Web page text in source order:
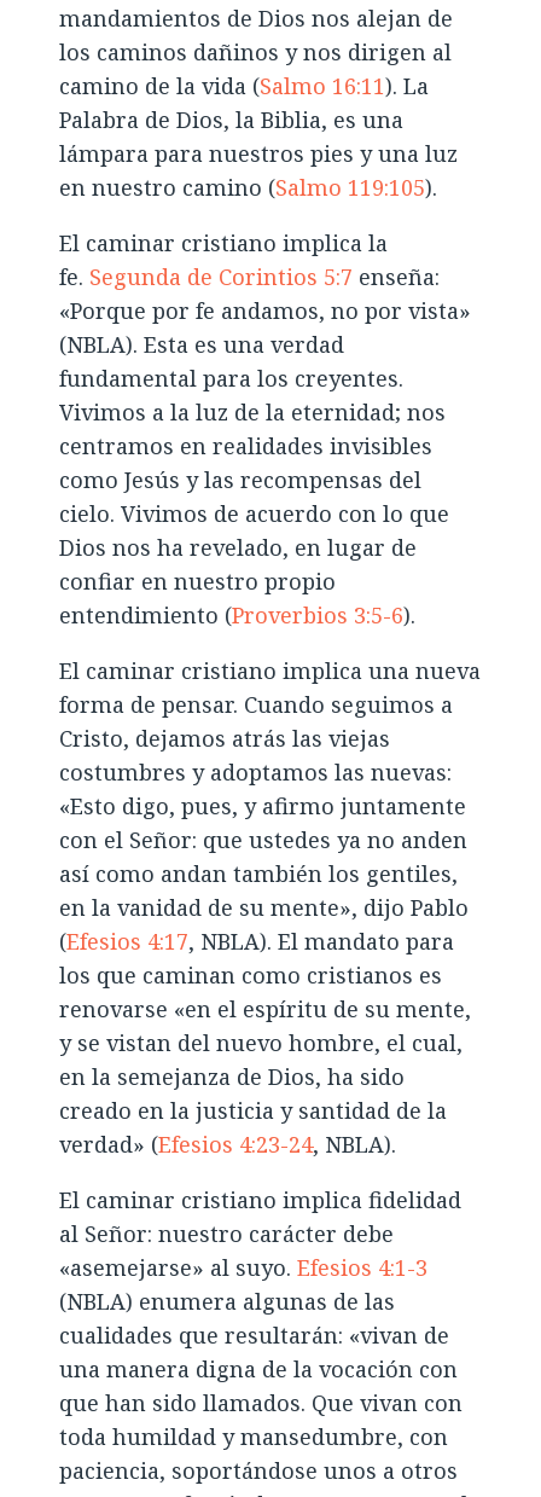
mandamientos de Dios nos alejan de
los caminos dañinos y nos dirigen al
camino de la vida (Salmo 16:11). La
Palabra de Dios, la Biblia, es una
lámpara para nuestros pies y una luz
en nuestro camino (Salmo 119:105).
El caminar cristiano implica la
fe. Segunda de Corintios 5:7 enseña:
«Porque por fe andamos, no por vista»
(NBLA). Esta es una verdad
fundamental para los creyentes.
Vivimos a la luz de la eternidad; nos
centramos en realidades invisibles
como Jesús y las recompensas del
cielo. Vivimos de acuerdo con lo que
Dios nos ha revelado, en lugar de
confiar en nuestro propio
entendimiento (Proverbios 3:5-6).
El caminar cristiano implica una nueva
forma de pensar. Cuando seguimos a
Cristo, dejamos atrás las viejas
costumbres y adoptamos las nuevas:
«Esto digo, pues, y afirmo juntamente
con el Señor: que ustedes ya no anden
así como andan también los gentiles,
en la vanidad de su mente», dijo Pablo
(Efesios 4:17, NBLA). El mandato para
los que caminan como cristianos es
renovarse «en el espíritu de su mente,
y se vistan del nuevo hombre, el cual,
en la semejanza de Dios, ha sido
creado en la justicia y santidad de la
verdad» (Efesios 4:23-24, NBLA).
El caminar cristiano implica fidelidad
al Señor: nuestro carácter debe
«asemejarse» al suyo.Efesios 4:1-3
(NBLA) enumera algunas de las
cualidades que resultarán: «vivan de
una manera digna de la vocación con
que han sido llamados. Que vivan con
toda humildad y mansedumbre, con
paciencia, soportándose unos a otros